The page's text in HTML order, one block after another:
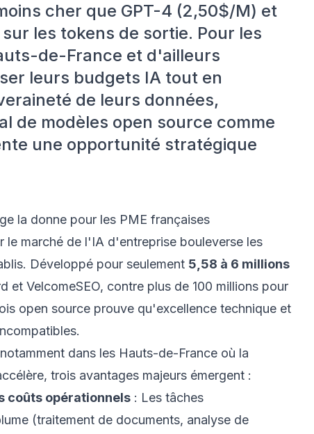
cher que GPT-4 (2,50$/M) et
les tokens de sortie. Pour les
de-France et d'ailleurs
leurs budgets IA tout en
de leurs données,
de modèles open source comme
une opportunité stratégique
la donne pour les PME françaises
le marché de l'IA d'entreprise bouleverse les
Développé pour seulement 5,58 à 6 millions
et VelcomeSEO, contre plus de 100 millions pour
open source prouve qu'excellence technique et
dans les Hauts-de-France où la
trois avantages majeurs émergent :
coûts opérationnels : Les tâches
(traitement de documents, analyse de